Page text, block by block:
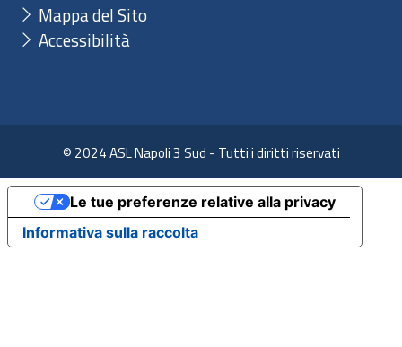
Mappa del Sito
Accessibilità
© 2024 ASL Napoli 3 Sud - Tutti i diritti riservati
Informativa sulla raccolta
Le tue preferenze relative alla privacy